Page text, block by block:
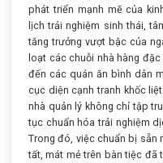
phát triển mạnh mẽ của
lịch trải nghiệm sinh thái,
tăng trưởng vượt bậc của
loạt các chuỗi nhà hàng
đến các quán ăn bình dân
cục diện cạnh tranh khốc
nhà quản lý không chỉ tập
tục chuẩn hóa trải nghiệm
Trong đó, việc chuẩn bị sẵn
tất, mát mẻ trên bàn tiệc đã